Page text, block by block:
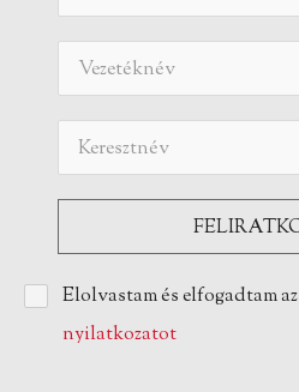
Elolvastam és elfogadtam az
nyilatkozatot